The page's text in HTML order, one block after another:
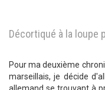
Décortiqué à la loupe
Pour ma deuxième
marseillais, je décide